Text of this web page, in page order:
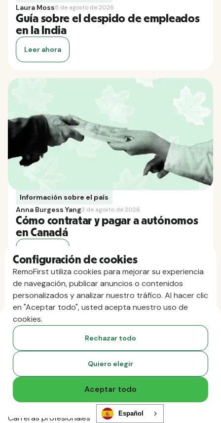
Laura Moss5 de agosto de 2026
Guía sobre el despido de empleados
en la India
Leer ahora
Información sobre el país
Anna Burgess Yang3 de agosto de 2026
Cómo contratar y pagar a autónomos
en Canadá
Empresa
¿Por qué RemoFirst?
Clientes
Precios
Carreras profesionales
Configuración de cookies
RemoFirst utiliza cookies para mejorar su experiencia
de navegación, publicar anuncios o contenidos
personalizados y analizar nuestro tráfico. Al hacer clic
en "Aceptar todo", usted acepta nuestro uso de
cookies.
Rechazar todo
Quiero elegir
Aceptar todo
Español